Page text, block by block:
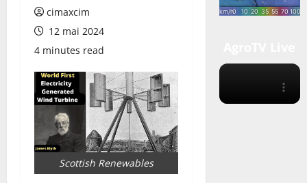
cimaxcim
12 mai 2024
4 minutes read
Scottish Renewables